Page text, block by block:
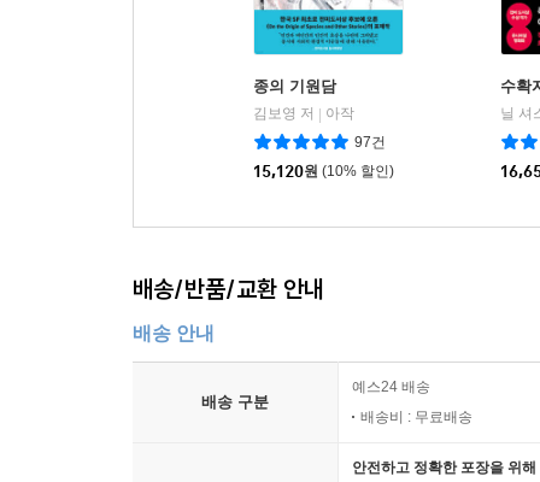
종의 기원담
김보영 저
아작
97건
15,120원 (10% 할인)
수확
닐 셔
배송/반품/교환 안내
배송 안내
배송 구분
예스24 배송
배송비 : 무료배송
안전하고 정확한 포장을 위